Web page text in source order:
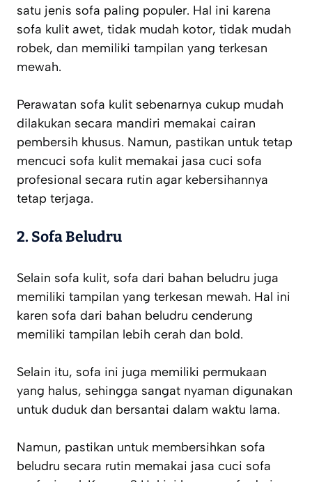
satu jenis sofa paling populer. Hal ini karena
sofa kulit awet, tidak mudah kotor, tidak mudah
robek, dan memiliki tampilan yang terkesan
mewah.
Perawatan sofa kulit sebenarnya cukup mudah
dilakukan secara mandiri memakai cairan
pembersih khusus. Namun, pastikan untuk tetap
mencuci sofa kulit memakai jasa cuci sofa
profesional secara rutin agar kebersihannya
tetap terjaga.
2. Sofa Beludru
Selain sofa kulit, sofa dari bahan beludru juga
memiliki tampilan yang terkesan mewah. Hal ini
karen sofa dari bahan beludru cenderung
memiliki tampilan lebih cerah dan bold.
Selain itu, sofa ini juga memiliki permukaan
yang halus, sehingga sangat nyaman digunakan
untuk duduk dan bersantai dalam waktu lama.
Namun, pastikan untuk membersihkan sofa
beludru secara rutin memakai jasa cuci sofa